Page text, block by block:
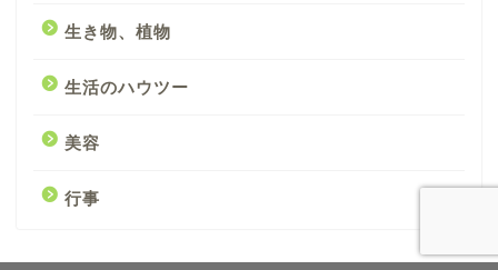
生き物、植物
生活のハウツー
美容
行事